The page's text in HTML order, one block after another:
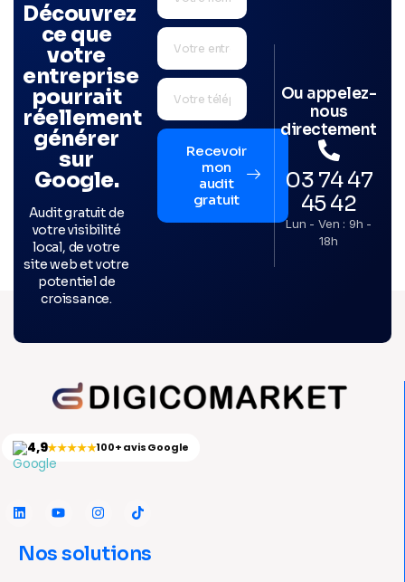
Découvrez
ce que
votre
entreprise
pourrait
réellement
générer
sur
Google.
Audit gratuit de
votre visibilité
local, de votre
site web et votre
potentiel de
croissance.
Recevoir
mon
audit
gratuit
Ou appelez-
nous
directement
03 74 47
45 42
Lun - Ven : 9h -
18h
4,9★★★★★100+ avis Google
Nos solutions